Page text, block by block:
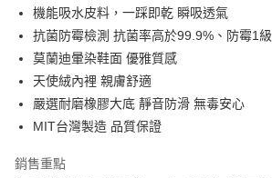
Apple Pay
街口支付
悠遊付
Google Pay
相關說明
機能吸水皮料，一踩即乾 瞬吸透氣
抗菌防霉檢測 抗菌率高於99.9%、防霉1級
莫蘭迪暈染鞋面 優雅質感
天使絨內裡 親膚舒適
嚴選耐磨橡膠大底 靜音防滑 無毒安心
MIT台灣製造 品質保證
銷售重點